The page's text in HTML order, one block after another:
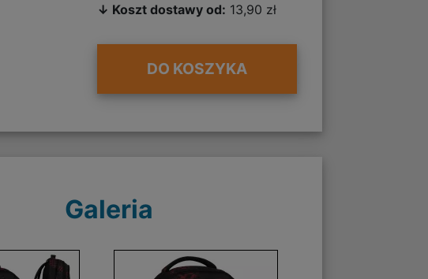
↓ Koszt dostawy od: 13,90 zł
DO KOSZYKA
Galeria